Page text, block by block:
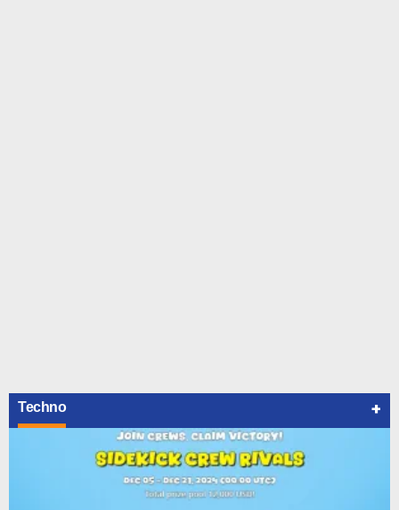
Techno +